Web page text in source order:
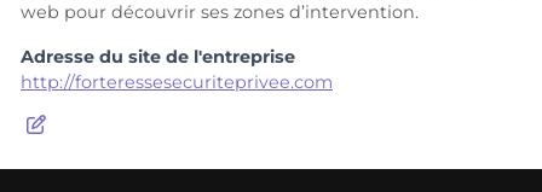
web pour découvrir ses zones d’intervention.
Adresse du site de l'entreprise
http://forteressesecuriteprivee.com